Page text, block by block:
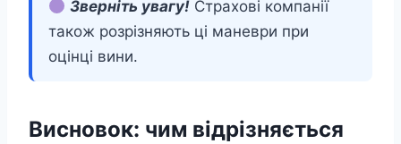
Зверніть увагу! Страхові компанії
також розрізняють ці маневри при
оцінці вини.
Висновок: чим відрізняється